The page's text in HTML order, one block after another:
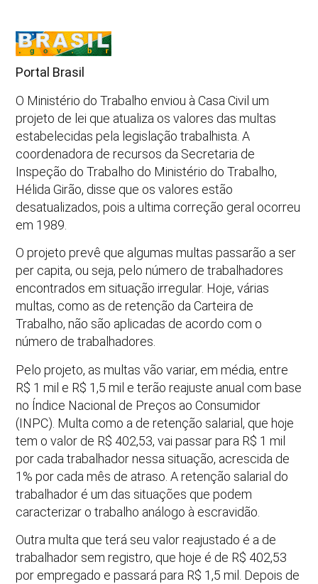
Portal Brasil
O Ministério do Trabalho enviou à Casa Civil um
projeto de lei que atualiza os valores das multas
estabelecidas pela legislação trabalhista. A
coordenadora de recursos da Secretaria de
Inspeção do Trabalho do Ministério do Trabalho,
Hélida Girão, disse que os valores estão
desatualizados, pois a ultima correção geral ocorreu
em 1989.
O projeto prevê que algumas multas passarão a ser
per capita, ou seja, pelo número de trabalhadores
encontrados em situação irregular. Hoje, várias
multas, como as de retenção da Carteira de
Trabalho, não são aplicadas de acordo com o
número de trabalhadores.
Pelo projeto, as multas vão variar, em média, entre
R$ 1 mil e R$ 1,5 mil e terão reajuste anual com base
no Índice Nacional de Preços ao Consumidor
(INPC). Multa como a de retenção salarial, que hoje
tem o valor de R$ 402,53, vai passar para R$ 1 mil
por cada trabalhador nessa situação, acrescida de
1% por cada mês de atraso. A retenção salarial do
trabalhador é um das situações que podem
caracterizar o trabalho análogo à escravidão.
Outra multa que terá seu valor reajustado é a de
trabalhador sem registro, que hoje é de R$ 402,53
por empregado e passará para R$ 1,5 mil. Depois de